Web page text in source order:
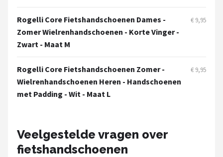
New Looxs
BBB Cycling
Schwalbe
Cortina
Rogelli Core Fietshandschoenen Dames -
Zomer Wielrenhandschoenen - Korte Vinger -
Zwart - Maat M
€ 9,95
Rogelli Core Fietshandschoenen Zomer -
Wielrenhandschoenen Heren - Handschoenen
met Padding - Wit - Maat L
€ 9,95
Veelgestelde vragen over
fietshandschoenen